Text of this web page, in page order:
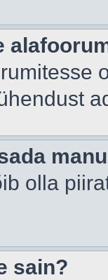
olla
sain?